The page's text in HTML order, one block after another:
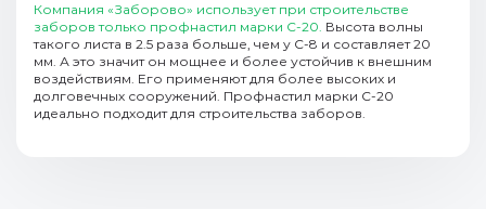
Компания «Заборово» использует при строительстве
заборов только профнастил марки С-20. Высота волны
такого листа в 2.5 раза больше, чем у С-8 и составляет 20
мм. А это значит он мощнее и более устойчив к внешним
воздействиям. Его применяют для более высоких и
долговечных сооружений. Профнастил марки С-20
идеально подходит для строительства заборов.